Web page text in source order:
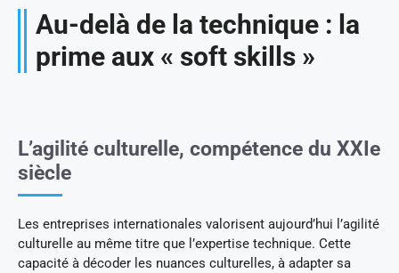
Au-delà de la technique : la
prime aux « soft skills »
L’agilité culturelle, compétence du XXIe
siècle
Les entreprises internationales valorisent aujourd’hui l’agilité
culturelle au même titre que l’expertise technique. Cette
capacité à décoder les nuances culturelles, à adapter sa